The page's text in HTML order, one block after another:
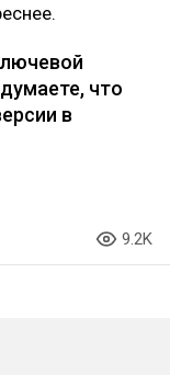
что
в
9.2K